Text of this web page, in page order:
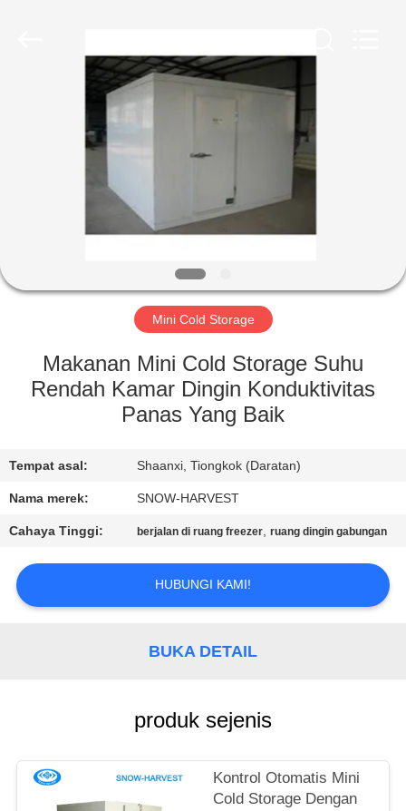
RUMAH
PRODUK
TENTANG
TUR
KONTROL
KUALITAS
HUBUNGI
KAMI
BERITA
PERMINTAAN
PENAWARAN
PRIVACY
POLICY
Mini Cold Storage
Makanan Mini Cold Storage Suhu
Rendah Kamar Dingin Konduktivitas
Panas Yang Baik
Tempat asal: Shaanxi, Tiongkok (Daratan)
Nama merek: SNOW-HARVEST
Cahaya Tinggi: berjalan di ruang freezer,ruang dingin gabungan
HUBUNGI KAMI!
BUKA DETAIL
produk sejenis
Kontrol Otomatis Mini
Cold Storage Dengan